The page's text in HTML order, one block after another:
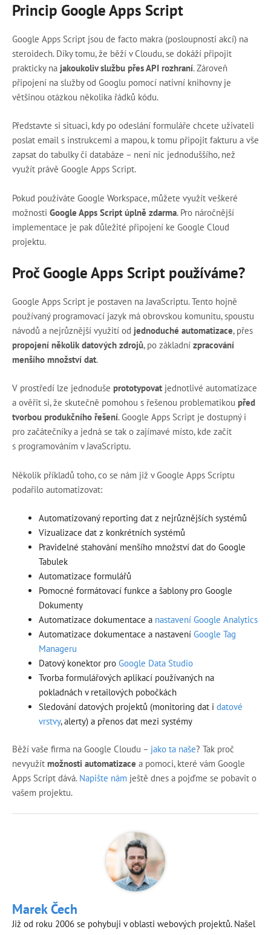
Princip Google Apps Script
Google Apps Script jsou de facto makra (posloupnosti akcí) na
steroidech. Díky tomu, že běží v Cloudu, se dokáží připojit
prakticky na jakoukoliv službu přes API rozhraní. Zároveň
připojení na služby od Googlu pomocí nativní knihovny je
většinou otázkou několika řádků kódu.
Představte si situaci, kdy po odeslání formuláře chcete uživateli
poslat email s instrukcemi a mapou, k tomu připojit fakturu a vše
zapsat do tabulky či databáze – není nic jednoduššího, než
využít právě Google Apps Script.
Pokud používáte Google Workspace, můžete využít veškeré
možnosti Google Apps Script úplně zdarma. Pro náročnější
implementace je pak důležité připojení ke Google Cloud
projektu.
Proč Google Apps Script používáme?
Google Apps Script je postaven na JavaScriptu. Tento hojně
používaný programovací jazyk má obrovskou komunitu, spoustu
návodů a nejrůznější využití od jednoduché automatizace, přes
propojení několik datových zdrojů, po základní zpracování
menšího množství dat.
V prostředí lze jednoduše prototypovat jednotlivé automatizace
a ověřit si, že skutečně pomohou s řešenou problematikou před
tvorbou produkčního řešení. Google Apps Script je dostupný i
pro začátečníky a jedná se tak o zajímavé místo, kde začít
s programováním v JavaScriptu.
Několik příkladů toho, co se nám již v Google Apps Scriptu
podařilo automatizovat:
Automatizovaný reporting dat z nejrůznějších systémů
Vizualizace dat z konkrétních systémů
Pravidelné stahování menšího množství dat do Google
Tabulek
Automatizace formulářů
Pomocné formátovací funkce a šablony pro Google
Dokumenty
Automatizace dokumentace a nastavení Google Analytics
Automatizace dokumentace a nastavení Google Tag
Manageru
Datový konektor pro Google Data Studio
Tvorba formulářových aplikací používaných na
pokladnách v retailových pobočkách
Sledování datových projektů (monitoring dat i datové
vrstvy, alerty) a přenos dat mezi systémy
Běží vaše firma na Google Cloudu – jako ta naše? Tak proč
nevyužít možnosti automatizace a pomoci, které vám Google
Apps Script dává. Napište nám ještě dnes a pojďme se pobavit o
vašem projektu.
Marek Čech
Již od roku 2006 se pohybuji v oblasti webových projektů. Našel